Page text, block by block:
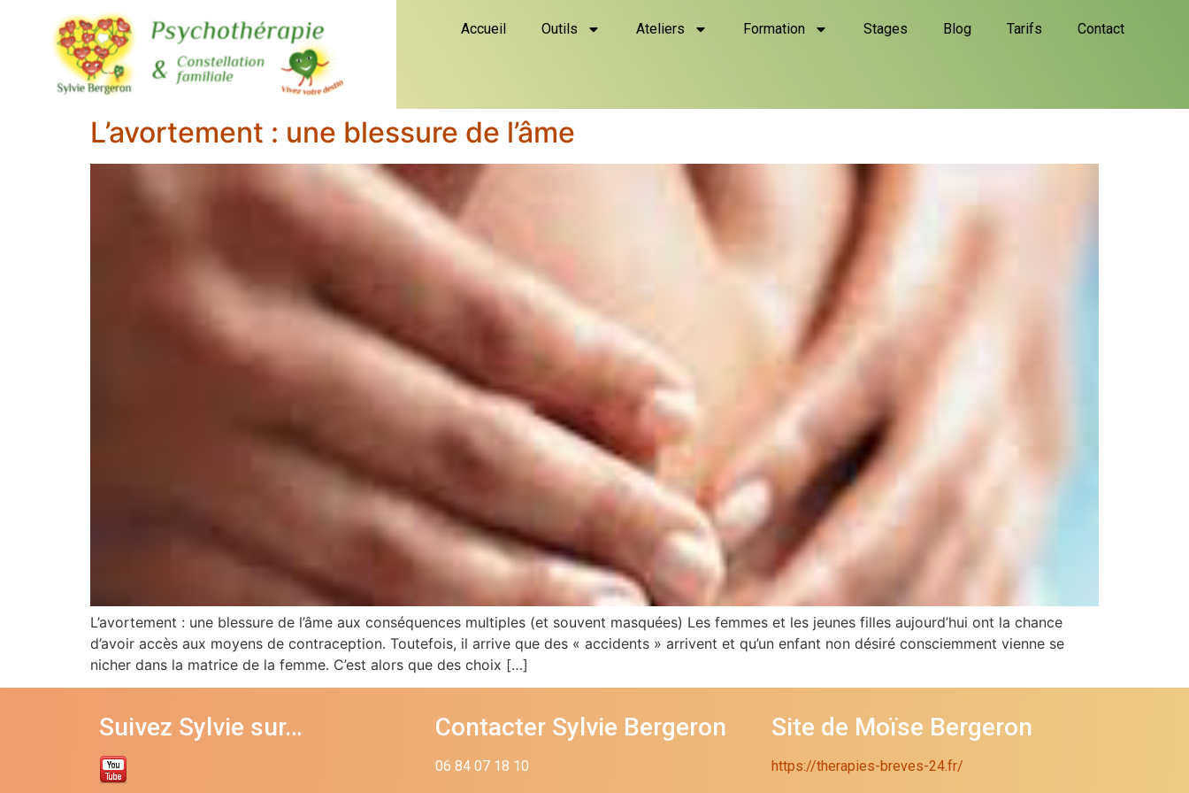
Accueil Outils Ateliers Formation Stages Blog Tarifs Contact
L’avortement : une blessure de l’âme
L’avortement : une blessure de l’âme aux conséquences multiples (et souvent masquées) Les femmes et les jeunes filles aujourd’hui ont la chance
d’avoir accès aux moyens de contraception. Toutefois, il arrive que des « accidents » arrivent et qu’un enfant non désiré consciemment vienne se
nicher dans la matrice de la femme. C’est alors que des choix […]
Suivez Sylvie sur… Contacter Sylvie Bergeron
06 84 07 18 10
Site de Moïse Bergeron
https://therapies-breves-24.fr/